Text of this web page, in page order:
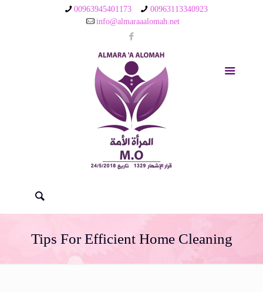
00963945401173
00963113340923
info@almaraaalomah.net
Tips For Efficient Home Cleaning